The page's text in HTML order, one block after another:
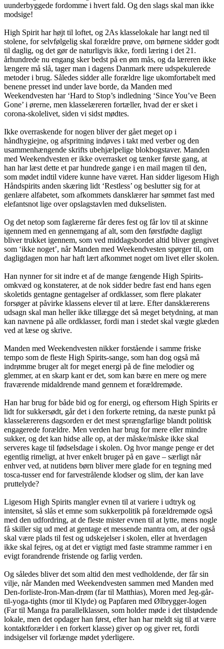
uunderbyggede fordomme i hvert fald. Og den slags skal man ikke
modsige!
High Spirit har højt til loftet, og 2As klasselokale har langt ned til
stolene, for selvfølgelig skal forældre prøve, om børnene sidder godt
til daglig, og det gør de naturligvis ikke, fordi læring i det 21.
århundrede nu engang sker bedst på en øm mås, og da læreren ikke
længere må slå, tager man i dagens Danmark mere udspekulerede
metoder i brug. Således sidder alle forældre lige ukomfortabelt med
benene presset ind under lave borde, da Manden med
Weekendvesten har ‘Hard to Stop’s indledning ‘Since You’ve Been
Gone’ i ørerne, men klasselæreren fortæller, hvad der er sket i
corona-skolelivet, siden vi sidst mødtes.
Ikke overraskende for nogen bliver der gået meget op i
håndhygiejne, og afspritning indøves i takt med verber og den
usammenhængende skrifts ubehjælpelige blokbogstaver. Manden
med Weekendvesten er ikke overrasket og tænker første gang, at
han har læst dette et par hundrede gange i en mail magen til den,
som mødet indtil videre kunne have været. Han sidder ligesom High
Håndspirits anden skæring lidt ‘Restless’ og beslutter sig for at
genlære alfabetet, som afkommets dansklærer har sømmet fast med
elefantsnot lige over opslagstavlen med dukselisten.
Og det netop som faglærerne får deres fest og får lov til at skinne
igennem med en gennemgang af alt, som den førstfødte dagligt
bliver trukket igennem, som ved middagsbordet altid bliver gengivet
som ‘ikke noget’, når Manden med Weekendvesten spørger til, om
dagligdagen mon har haft lært afkommet noget om livet eller skolen.
Han nynner for sit indre et af de mange fængende High Spirits-
omkvæd og konstaterer, at de nok sidder bedre fast end hans egen
skoletids gentagne gentagelser af ordklasser, som flere plakater
forsøger at påvirke klassens elever til at lære. Efter dansklærerens
udsagn skal man heller ikke tillægge det så meget betydning, at man
kan navnene på alle ordklasser, fordi man i stedet skal vægte glæden
ved at læse og skrive.
Manden med Weekendvesten nikker forstående i samme friske
tempo som de fleste High Spirits-sange, som han dog også må
indrømme bruger alt for meget energi på de fine melodier og
glemmer, at en skarp kant er det, som kan bære en mere og mere
fraværende midaldrende mand gennem et forældremøde.
Han har brug for både bid og for energi, og eftersom High Spirits er
lidt for sukkersødt, går det i den forkerte retning, da næste punkt på
klasselærerens dagsorden er det mest sprængfarlige blandt politisk
engagerede forældre. Men verden har brug for mere eller mindre
sukker, og det kan hidse alle op, at der måske/måske ikke skal
serveres kage til fødselsdage i skolen. Og hvor mange penge er det
egentlig rimeligt, at hver enkelt bruger på en gave – særligt når
enhver ved, at nutidens børn bliver mere glade for en tegning med
tosca-tusser end for farvestrålende klodser og slim, der kan lave
pruttelyde?
Ligesom High Spirits mangler evnen til at variere i udtryk og
intensitet, så slås et emne som sukkerpolitik på forældremøde også
med den udfordring, at de fleste mister evnen til at lytte, mens nogle
få skiller sig ud med at gentage et messende mantra om, at der også
skal være plads til fest og udskejelser i skolen, eller at hverdagen
ikke skal fejres, og at det er vigtigt med faste stramme rammer i en
evigt forandrende fristende og farlig verden.
Og således bliver det som altid den mest vedholdende, der får sin
vilje, når Manden med Weekendvesten sammen med Manden med
Den-forliste-Iron-Man-drøm (far til Matthias), Moren med Jeg-går-
til-yoga-tights (mor til Klyde) og Papfaren med Ølbrygger-logen
(Far til Manga fra parallelklassen, som holder møde i det tilstødende
lokale, men det opdager han først, efter han har meldt sig til at være
kontaktforælder i en forkert klasse) giver op og giver ret, fordi
indsigelser vil forlænge mødet yderligere.